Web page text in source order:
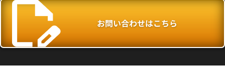
お問い合わせはこちら